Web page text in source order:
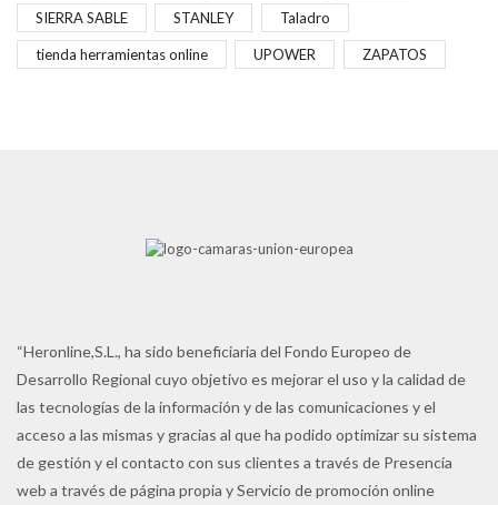
SIERRA SABLE STANLEY Taladro
tienda herramientas online UPOWER ZAPATOS
“Heronline,S.L., ha sido beneficiaria del Fondo Europeo de
Desarrollo Regional cuyo objetivo es mejorar el uso y la calidad de
las tecnologías de la información y de las comunicaciones y el
acceso a las mismas y gracias al que ha podido optimizar su sistema
de gestión y el contacto con sus clientes a través de Presencia
web a través de página propia y Servicio de promoción online